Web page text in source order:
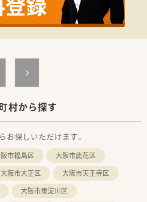
村から探す
お探しいただけます。
市福島区
大阪市此花区
大阪市大正区
大阪市天王寺区
大阪市東淀川区